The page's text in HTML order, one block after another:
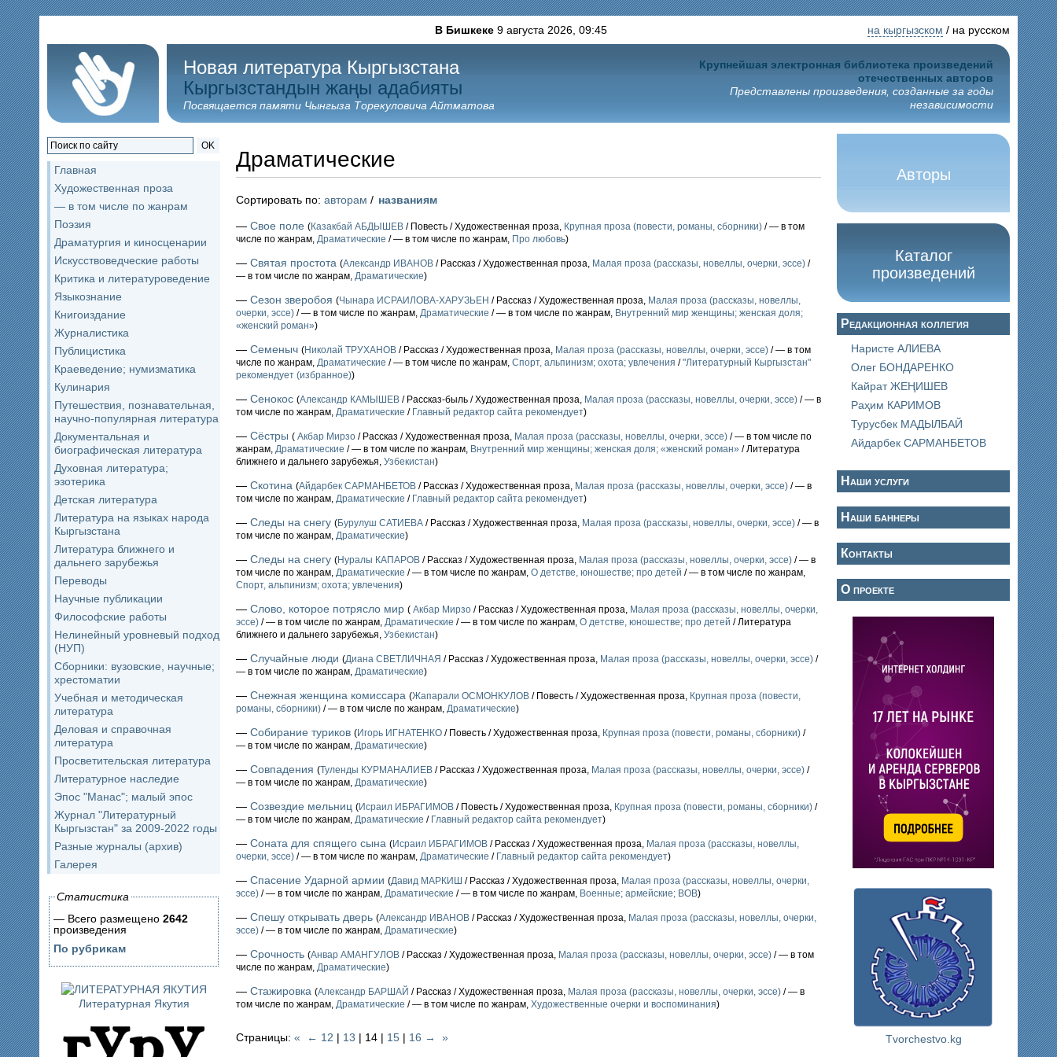
В Бишкеке9 августа 2026, 09:45 на кыргызском / на русском
Новая литература Кыргызстана
Кыргызстандын жаңы адабияты
Посвящается памяти Чынгыза Торекуловича Айтматова
Крупнейшая электронная библиотека произведений
отечественных авторов
Представлены произведения, созданные за годы
независимости
OK
Главная
Художественная проза
— в том числе по жанрам
Поэзия
Драматургия и киносценарии
Искусствоведческие работы
Критика и литературоведение
Языкознание
Книгоиздание
Журналистика
Публицистика
Краеведение; нумизматика
Кулинария
Путешествия, познавательная,
научно-популярная литература
Документальная и
биографическая литература
Духовная литература;
эзотерика
Детская литература
Литература на языках народа
Кыргызстана
Литература ближнего и
дальнего зарубежья
Переводы
Научные публикации
Философские работы
Нелинейный уровневый подход
(НУП)
Сборники: вузовские, научные;
хрестоматии
Учебная и методическая
литература
Деловая и справочная
литература
Просветительская литература
Литературное наследие
Эпос "Манас"; малый эпос
Журнал "Литературный
Кыргызстан" за 2009-2022 годы
Разные журналы (архив)
Галерея
Статистика
— Всего размещено 2642
произведения
По рубрикам
Литературная Якутия
Драматические
Сортировать по: авторам / названиям
— Свое поле (Казакбай АБДЫШЕВ / Повесть / Художественная проза, Крупная проза (повести, романы, сборники) / — в том
числе по жанрам, Драматические / — в том числе по жанрам, Про любовь)
— Святая простота (Александр ИВАНОВ / Рассказ / Художественная проза, Малая проза (рассказы, новеллы, очерки, эссе) /
— в том числе по жанрам, Драматические)
— Сезон зверобоя (Чынара ИСРАИЛОВА-ХАРУЗЬЕН / Рассказ / Художественная проза, Малая проза (рассказы, новеллы,
очерки, эссе) / — в том числе по жанрам, Драматические / — в том числе по жанрам, Внутренний мир женщины; женская доля;
«женский роман»)
— Семеныч (Николай ТРУХАНОВ / Рассказ / Художественная проза, Малая проза (рассказы, новеллы, очерки, эссе) / — в том
числе по жанрам, Драматические / — в том числе по жанрам, Спорт, альпинизм; охота; увлечения /"Литературный Кыргызстан"
рекомендует (избранное))
— Сенокос (Александр КАМЫШЕВ / Рассказ-быль / Художественная проза, Малая проза (рассказы, новеллы, очерки, эссе) / — в
том числе по жанрам, Драматические / Главный редактор сайта рекомендует)
— Сёстры ( Акбар Мирзо / Рассказ / Художественная проза, Малая проза (рассказы, новеллы, очерки, эссе) / — в том числе по
жанрам, Драматические / — в том числе по жанрам, Внутренний мир женщины; женская доля; «женский роман» / Литература
ближнего и дальнего зарубежья, Узбекистан)
— Скотина (Айдарбек САРМАНБЕТОВ / Рассказ / Художественная проза, Малая проза (рассказы, новеллы, очерки, эссе) / — в
том числе по жанрам, Драматические / Главный редактор сайта рекомендует)
— Следы на снегу (Бурулуш САТИЕВА / Рассказ / Художественная проза, Малая проза (рассказы, новеллы, очерки, эссе) / — в
том числе по жанрам, Драматические)
— Следы на снегу (Нуралы КАПАРОВ / Рассказ / Художественная проза, Малая проза (рассказы, новеллы, очерки, эссе) / — в
том числе по жанрам, Драматические / — в том числе по жанрам, О детстве, юношестве; про детей / — в том числе по жанрам,
Спорт, альпинизм; охота; увлечения)
— Слово, которое потрясло мир ( Акбар Мирзо / Рассказ / Художественная проза, Малая проза (рассказы, новеллы, очерки,
эссе) / — в том числе по жанрам, Драматические / — в том числе по жанрам, О детстве, юношестве; про детей / Литература
ближнего и дальнего зарубежья, Узбекистан)
— Случайные люди (Диана СВЕТЛИЧНАЯ / Рассказ / Художественная проза, Малая проза (рассказы, новеллы, очерки, эссе) /
— в том числе по жанрам, Драматические)
— Снежная женщина комиссара (Жапарали ОСМОНКУЛОВ / Повесть / Художественная проза, Крупная проза (повести,
романы, сборники) / — в том числе по жанрам, Драматические)
— Собирание туриков (Игорь ИГНАТЕНКО / Повесть / Художественная проза, Крупная проза (повести, романы, сборники) /
— в том числе по жанрам, Драматические)
— Совпадения (Туленды КУРМАНАЛИЕВ / Рассказ / Художественная проза, Малая проза (рассказы, новеллы, очерки, эссе) /
— в том числе по жанрам, Драматические)
— Созвездие мельниц (Исраил ИБРАГИМОВ / Повесть / Художественная проза, Крупная проза (повести, романы, сборники) /
— в том числе по жанрам, Драматические / Главный редактор сайта рекомендует)
— Соната для спящего сына (Исраил ИБРАГИМОВ / Рассказ / Художественная проза, Малая проза (рассказы, новеллы,
очерки, эссе) / — в том числе по жанрам, Драматические / Главный редактор сайта рекомендует)
— Спасение Ударной армии (Давид МАРКИШ / Рассказ / Художественная проза, Малая проза (рассказы, новеллы, очерки,
эссе) / — в том числе по жанрам, Драматические / — в том числе по жанрам, Военные; армейские; ВОВ)
— Спешу открывать дверь (Александр ИВАНОВ / Рассказ / Художественная проза, Малая проза (рассказы, новеллы, очерки,
эссе) / — в том числе по жанрам, Драматические)
— Срочность (Анвар АМАНГУЛОВ / Рассказ / Художественная проза, Малая проза (рассказы, новеллы, очерки, эссе) / — в том
числе по жанрам, Драматические)
— Стажировка (Александр БАРШАЙ / Рассказ / Художественная проза, Малая проза (рассказы, новеллы, очерки, эссе) / — в
том числе по жанрам, Драматические / — в том числе по жанрам, Художественные очерки и воспоминания)
Страницы: « ← 12 | 13 | 14 | 15 | 16 → »
Авторы
Каталог
произведений
Редакционная коллегия
Наристе АЛИЕВА
Олег БОНДАРЕНКО
Кайрат ЖЕҢИШЕВ
Раҳим КАРИМОВ
Турусбек МАДЫЛБАЙ
Айдарбек САРМАНБЕТОВ
Наши услуги
Наши баннеры
Контакты
О проекте
Tvorchestvo.kg